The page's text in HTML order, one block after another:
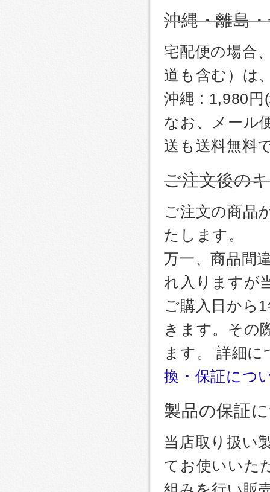
沖縄・離島
宅配便の場合
道も含む）は
沖縄 : 1,980円
なお、メール
送も送料無料
ご注文後の
ご注文の商品
たします。
万一、商品間
れ入りますが
ご購入日から
きます。その
ます。 詳細
換・保証につ
製品の保証
当店取り扱い
てお使いいた